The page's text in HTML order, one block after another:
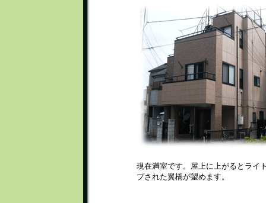
現在満室です。屋上に上がるとライ
プされた翼橋が望めます。